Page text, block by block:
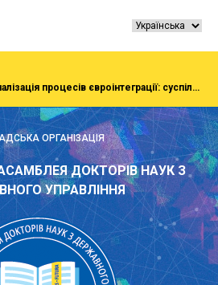
Конференція «Інституціоналізація процесів євроінтеграції: суспільство, економіка, адміністрування»
ОРГАНІЗАЦІЯ
ДОКТОРІВ НАУК З
УПРАВЛІННЯ